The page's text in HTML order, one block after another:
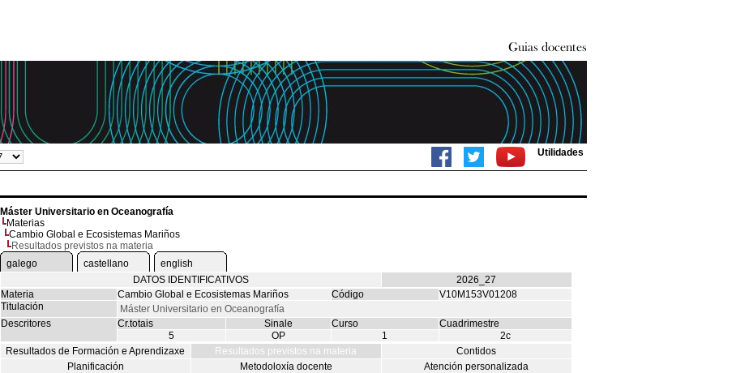
Utilidades
Máster Universitario en Oceanografía
Materias
Cambio Global e Ecosistemas Mariños
Resultados previstos na materia
galego
castellano
english
DATOS IDENTIFICATIVOS
2026_27
Materia
Cambio Global e Ecosistemas Mariños Código
V10M153V01208
Titulación
Máster Universitario en Oceanografía
Descritores
Cr.totais Sinale Curso
Cuadrimestre
5
OP 1
2c
Resultados de Formación e Aprendizaxe
Resultados previstos na materia
Contidos
Planificación
Metodoloxía docente
Atención personalizada